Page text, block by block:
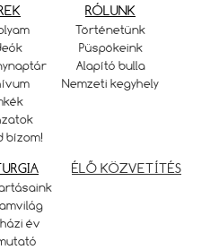
bízom!
RÓLUNK
Történetünk
Püspökeink
Alapító bulla
Nemzeti kegyhely
év
ÉLŐ KÖZVETÍTÉS